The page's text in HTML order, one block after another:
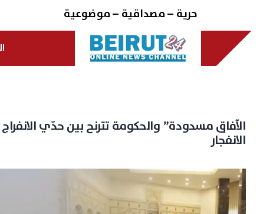
content
حرية – مصداقية – موضوعية
الآفاق مسدودة” والحكومة تترنح بين حدّي
الانفجار